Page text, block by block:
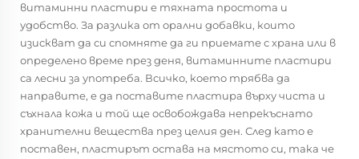
витаминни пластири е тяхната простота и
удобство. За разлика от орални добавки, които
изискват да си спомняте да ги приемате с храна или в
определено време през деня, витаминните пластири
са лесни за употреба. Всичко, което трябва да
направите, е да поставите пластира върху чиста и
съхнала кожа и той ще освобождава непрекъснато
хранителни вещества през целия ден. След като е
поставен, пластирът остава на мястото си, така че